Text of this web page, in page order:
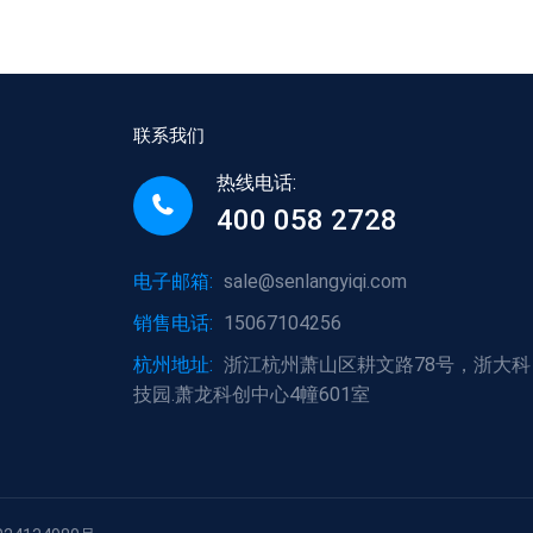
联系我们
热线电话:
400 058 2728
电子邮箱: sale@senlangyiqi.com
销售电话: 15067104256
杭州地址: 浙江杭州萧山区耕文路78号，浙大科
技园.萧龙科创中心4幢601室